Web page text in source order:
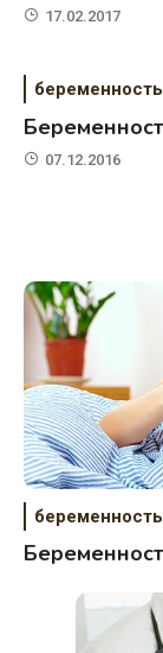
17.02.2017
беременность
07.12.2016
беременность